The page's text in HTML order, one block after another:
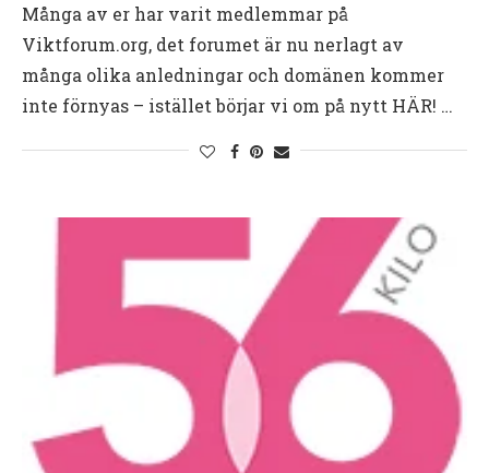
Många av er har varit medlemmar på
Viktforum.org, det forumet är nu nerlagt av
många olika anledningar och domänen kommer
inte förnyas – istället börjar vi om på nytt HÄR! …